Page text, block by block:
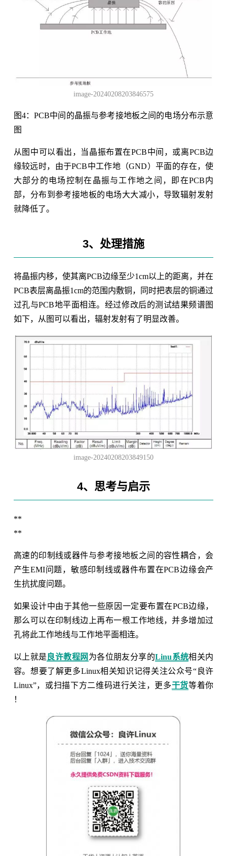
image-20240208203846575
图4：PCB中间的晶振与参考接地板之间的电场分布示意
图
从图中可以看出，当晶振布置在PCB中间，或离PCB边
缘较远时，由于PCB中工作地（GND）平面的存在，使
大部分的电场控制在晶振与工作地之间，即在PCB内
部，分布到参考接地板的电场大大减小，导致辐射发射
就降低了。
3、处理措施
将晶振内移，使其离PCB边缘至少1cm以上的距离，并在
PCB表层离晶振1cm的范围内敷铜，同时把表层的铜通过
过孔与PCB地平面相连。经过修改后的测试结果频谱图
如下，从图可以看出，辐射发射有了明显改善。
image-20240208203849150
4、思考与启示
**
**
高速的印制线或器件与参考接地板之间的容性耦合，会
产生EMI问题，敏感印制线或器件布置在PCB边缘会产
生抗扰度问题。
如果设计中由于其他一些原因一定要布置在PCB边缘，
那么可以在印制线边上再布一根工作地线，并多增加过
孔将此工作地线与工作地平面相连。
以上就是 良许教程网 为各位朋友分享的Linu系统相关内
容。想要了解更多Linux相关知识记得关注公众号“良许
Linux”，或扫描下方二维码进行关注，更多干货等着你
！